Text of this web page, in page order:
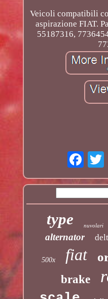
Veicoli compatibili
aspirazione FIAT.
55187316,
type nuvolari
alternator
500x fiat
brake